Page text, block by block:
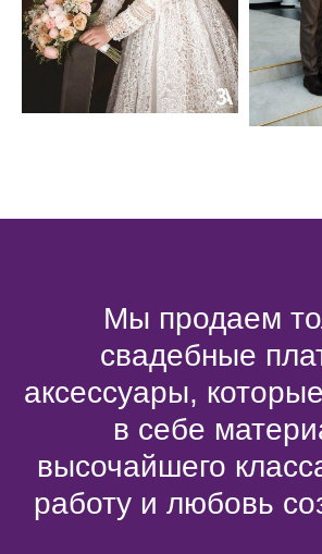
Мы продаем
свадебные
аксессуары,
в себе
высочайшего
работу и любовь